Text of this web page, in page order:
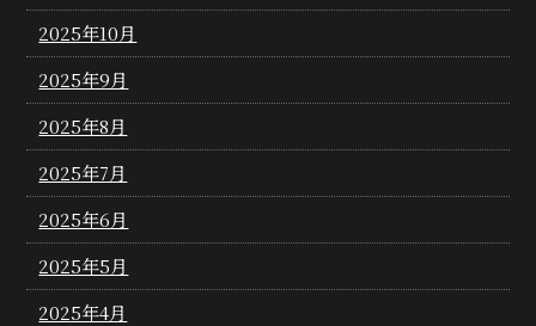
2025年10月
2025年9月
2025年8月
2025年7月
2025年6月
2025年5月
2025年4月